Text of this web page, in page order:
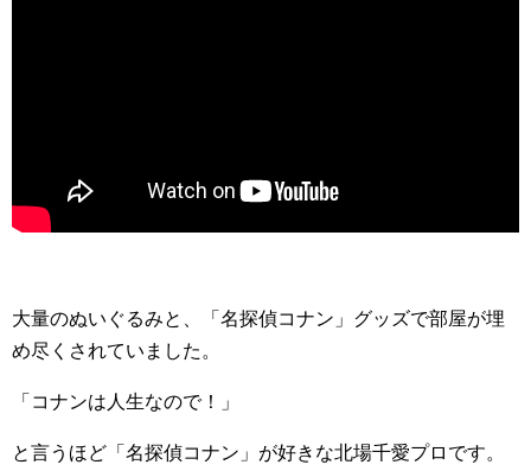
大量のぬいぐるみと、「名探偵コナン」グッズで部屋が埋
め尽くされていました。
「コナンは人生なので！」
と言うほど「名探偵コナン」が好きな北場千愛プロです。